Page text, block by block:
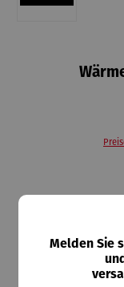
Melden Sie